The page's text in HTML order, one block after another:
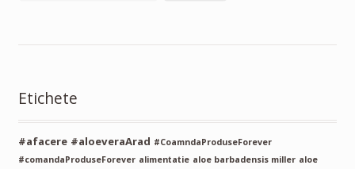
Etichete
#afacere #aloeveraArad #CoamndaProduseForever
#comandaProduseForever alimentatie aloe barbadensis miller aloe